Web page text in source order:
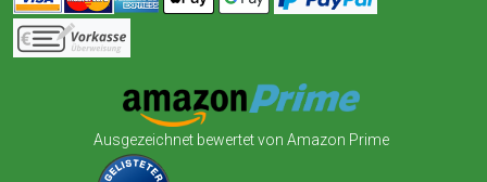
Ausgezeichnet bewertet von Amazon Prime